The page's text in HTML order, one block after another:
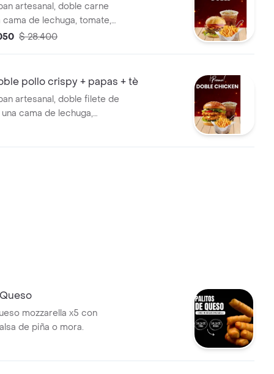
artesanal, doble carne
cama de lechuga, tomate,
tocineta ahumada,
y tea artesanal de durazno.
$ 28.400
pollo crispy + papas + tè
artesanal, doble filete de
cama de lechuga,
caramelizada, tocineta
mozzarella x5 con
de piña o mora.